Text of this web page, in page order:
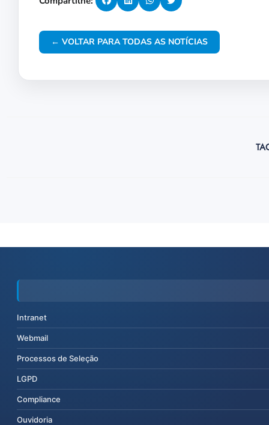
← VOLTAR PARA TODAS AS NOTÍCIAS
Intranet
Webmail
Processos de Seleção
LGPD
Compliance
Ouvidoria